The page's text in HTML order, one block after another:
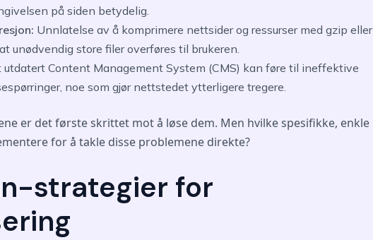
på siden betydelig.
Unnlatelse av å komprimere nettsider og ressurser med gzip eller
unødvendig store filer overføres til brukeren.
utdatert Content Management System (CMS) kan føre til ineffektive
noe som gjør nettstedet ytterligere tregere.
er det første skrittet mot å løse dem. Men hvilke spesifikke, enkle
for å takle disse problemene direkte?
strategier for